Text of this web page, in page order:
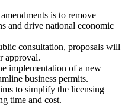
is to remove
and drive national economic
consultation, proposals will
approval.
implementation of a new
business permits.
to simplify the licensing
time and cost.